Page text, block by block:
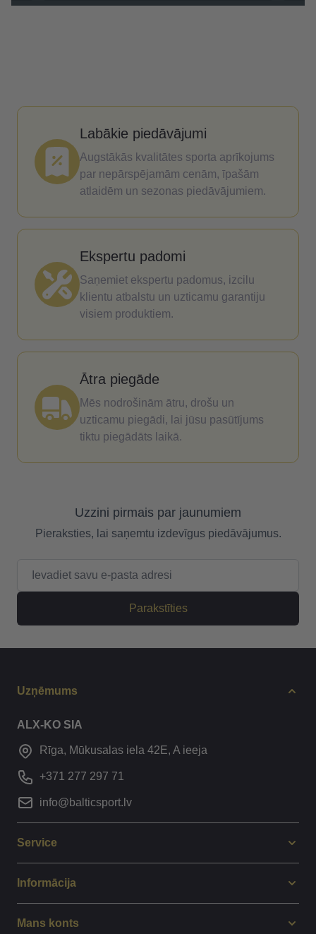
Labākie piedāvājumi
Augstākās kvalitātes sporta aprīkojums
par nepārspējamām cenām, īpašām
atlaidēm un sezonas piedāvājumiem.
Ekspertu padomi
Saņemiet ekspertu padomus, izcilu
klientu atbalstu un uzticamu garantiju
visiem produktiem.
Ātra piegāde
Mēs nodrošinām ātru, drošu un
uzticamu piegādi, lai jūsu pasūtījums
tiktu piegādāts laikā.
Uzzini pirmais par jaunumiem
Pieraksties, lai saņemtu izdevīgus piedāvājumus.
Parakstīties
Uzņēmums
ALX-KO SIA
Rīga, Mūkusalas iela 42E, A ieeja
+371 277 297 71
info@balticsport.lv
Service
Informācija
Mans konts